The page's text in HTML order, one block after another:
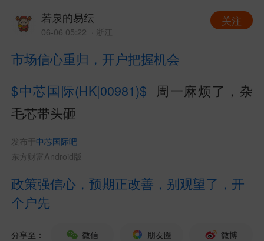
若泉的易纭
06-06 05:22 · 浙江
关注
市场信心重归，开户把握机会
$中芯国际(HK|00981)$
周一麻烦了，杂
毛芯带头砸
发布于 中芯国际吧
东方财富Android版
政策强信心，预期正改善，别观望了，开
个户先
分享至： 微信 朋友圈 微博